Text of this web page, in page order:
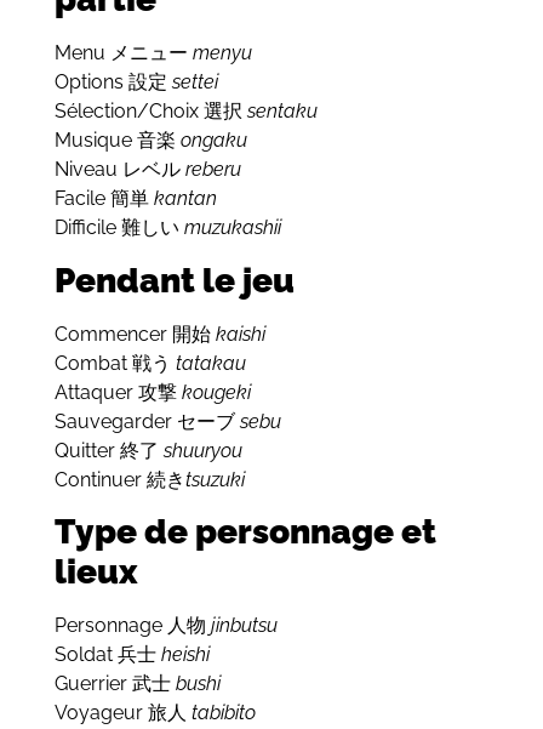
Menu メニュー menyu
Options 設定settei
Sélection/Choix 選択sentaku
Musique 音楽 ongaku
Niveau レベル reberu
Facile 簡単 kantan
Difficile 難しい muzukashii
Pendant le jeu
Commencer 開始 kaishi
Combat 戦う tatakau
Attaquer 攻撃 kougeki
Sauvegarder セーブsebu
Quitter 終了shuuryou
Continuer 続きtsuzuki
Type de personnage et
lieux
Personnage 人物 jinbutsu
Soldat 兵士 heishi
Guerrier 武士 bushi
Voyageur 旅人 tabibito